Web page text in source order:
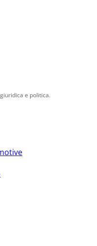
e politica.